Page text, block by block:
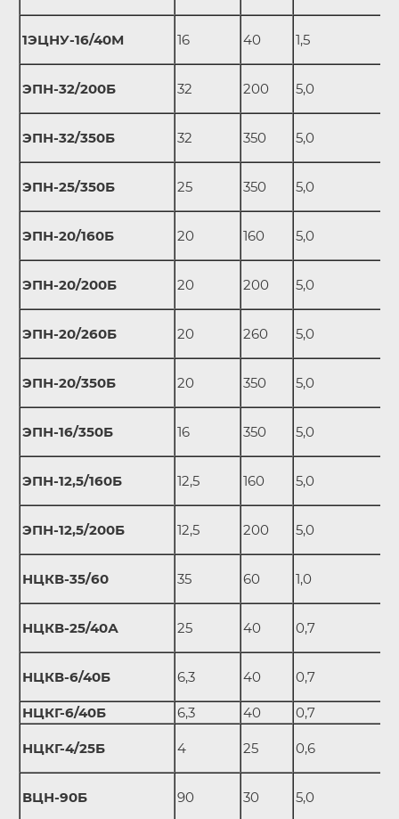
1ЭЦНУ-16/40М 16 40 1,5
ЭПН-32/200Б 32 200 5,0
ЭПН-32/350Б 32 350 5,0
ЭПН-25/350Б 25 350 5,0
ЭПН-20/160Б 20 160 5,0
ЭПН-20/200Б 20 200 5,0
ЭПН-20/260Б 20 260 5,0
ЭПН-20/350Б 20 350 5,0
ЭПН-16/350Б 16 350 5,0
ЭПН-12,5/160Б 12,5 160 5,0
ЭПН-12,5/200Б 12,5 200 5,0
НЦКВ-35/60 35 60 1,0
НЦКВ-25/40А 25 40 0,7
НЦКВ-6/40Б 6,3 40 0,7
НЦКГ-6/40Б 6,3 40 0,7
НЦКГ-4/25Б 4 25 0,6
ВЦН-90Б 90 30 5,0